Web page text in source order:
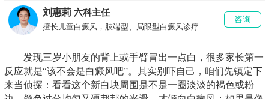
刘惠莉 六科主任
擅长儿童白癜风，肢端型、局限型白癜风诊疗
咨询
发现三岁小朋友的背上或手臂冒出一点白，很多家长第一
反应就是“该不会是白癜风吧”。其实别吓自己，咱们先镇定下
来当侦探：看看这个新白块周围是不是一圈淡淡的褐色或粉